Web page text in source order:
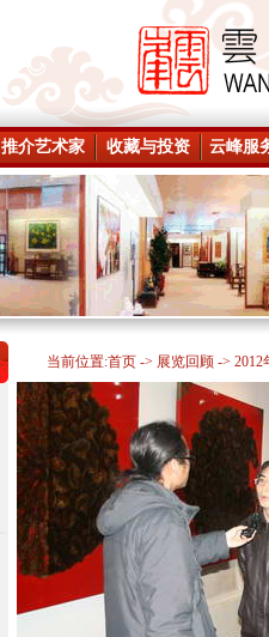
推介艺术家 收藏与投资 云峰服
当前位置:首页-> 展览回顾-> 2012